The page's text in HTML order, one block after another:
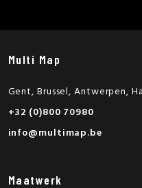
Multi Map
Gent, Brussel, Antwerpen,
+32 (0)800 70980
info@multimap.be
Maatwerk